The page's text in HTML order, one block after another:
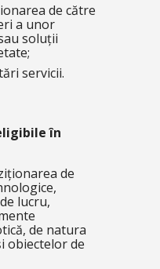
de către
a unor
soluții
servicii.
în
de
lucru,
de natura
obiectelor de